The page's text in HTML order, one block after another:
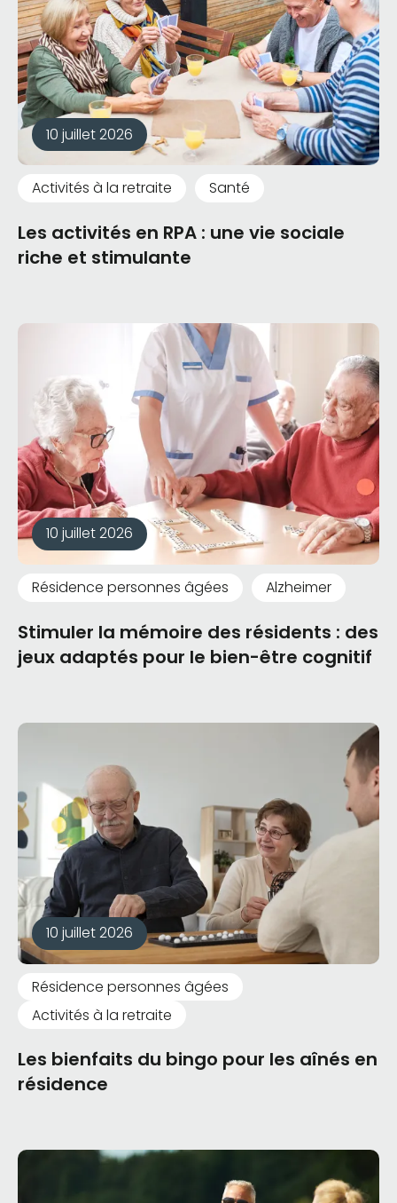
10 juillet 2026
Activités à la retraite Santé
Les activités en RPA : une vie sociale
riche et stimulante
10 juillet 2026
Résidence personnes âgées Alzheimer
Stimuler la mémoire des résidents : des
jeux adaptés pour le bien-être cognitif
10 juillet 2026
Résidence personnes âgées
Activités à la retraite
Les bienfaits du bingo pour les aînés en
résidence